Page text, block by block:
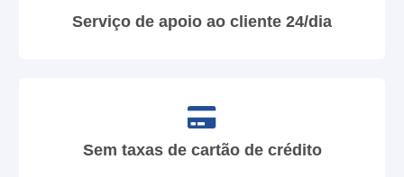
Serviço de apoio ao cliente 24/dia
Sem taxas de cartão de crédito